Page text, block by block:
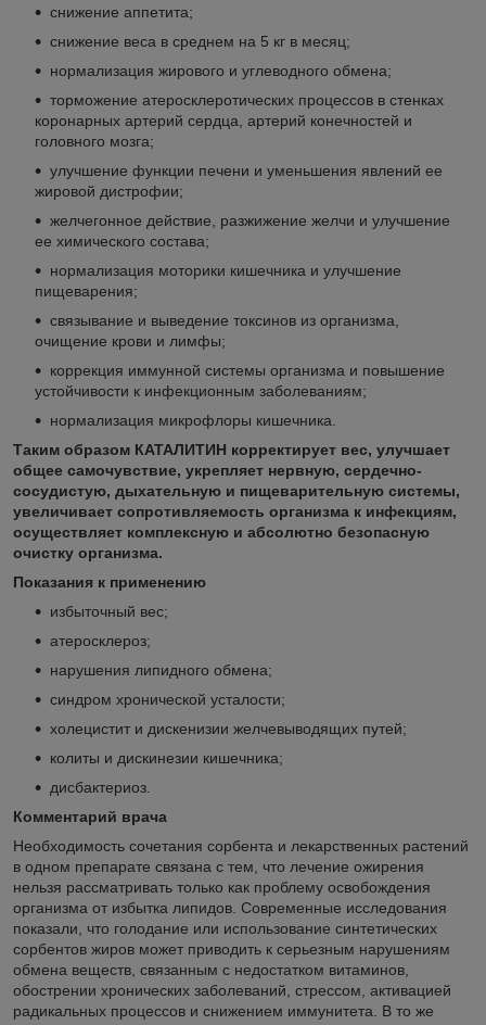
снижение аппетита;
снижение веса в среднем на 5 кг в месяц;
нормализация жирового и углеводного обмена;
торможение атеросклеротических процессов в стенках
коронарных артерий сердца, артерий конечностей и
головного мозга;
улучшение функции печени и уменьшения явлений ее
жировой дистрофии;
желчегонное действие, разжижение желчи и улучшение
ее химического состава;
нормализация моторики кишечника и улучшение
пищеварения;
связывание и выведение токсинов из организма,
очищение крови и лимфы;
коррекция иммунной системы организма и повышение
устойчивости к инфекционным заболеваниям;
нормализация микрофлоры кишечника.
Таким образом КАТАЛИТИН корректирует вес, улучшает
общее самочувствие, укрепляет нервную, сердечно-
сосудистую, дыхательную и пищеварительную системы,
увеличивает сопротивляемость организма к инфекциям,
осуществляет комплексную и абсолютно безопасную
очистку организма.
Показания к применению
избыточный вес;
атеросклероз;
нарушения липидного обмена;
синдром хронической усталости;
холецистит и дискенизии желчевыводящих путей;
колиты и дискинезии кишечника;
дисбактериоз.
Комментарий врача
Необходимость сочетания сорбента и лекарственных растений
в одном препарате связана с тем, что лечение ожирения
нельзя рассматривать только как проблему освобождения
организма от избытка липидов. Современные исследования
показали, что голодание или использование синтетических
сорбентов жиров может приводить к серьезным нарушениям
обмена веществ, связанным с недостатком витаминов,
обострении хронических заболеваний, стрессом, активацией
радикальных процессов и снижением иммунитета. В то же